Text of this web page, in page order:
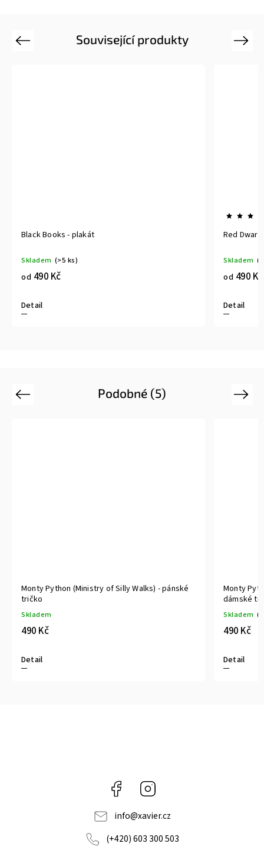
Související produkty
Previous
Red Dwarf (Červený trpaslík) no1 - plakát
Skladem
Next
Podobné (5)
Previous
Walks) - pánské
Monty Python - Ministry of Silly Walks 2 -
Next
Facebook
info@xavier.cz
(+420) 603 300 503